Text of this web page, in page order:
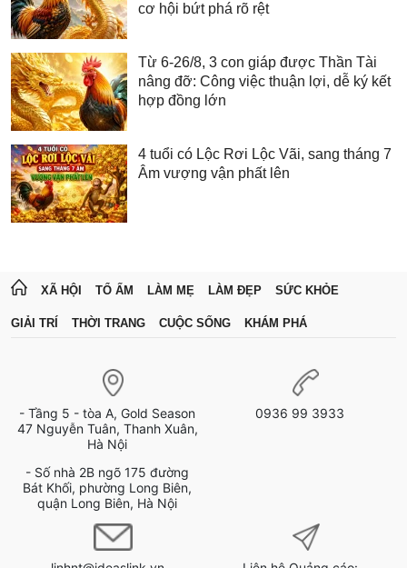
cơ hội bứt phá rõ rệt
Từ 6-26/8, 3 con giáp được Thần Tài
nâng đỡ: Công việc thuận lợi, dễ ký kết
hợp đồng lớn
4 tuổi có Lộc Rơi Lộc Vãi, sang tháng 7
Âm vượng vận phất lên
XÃ HỘI TỔ ẤM LÀM MẸ LÀM ĐẸP SỨC KHỎE
GIẢI TRÍ THỜI TRANG CUỘC SỐNG KHÁM PHÁ
- Tầng 5 - tòa A, Gold Season
47 Nguyễn Tuân, Thanh Xuân,
Hà Nội
- Số nhà 2B ngõ 175 đường
Bát Khối, phường Long Biên,
quận Long Biên, Hà Nội
0936 99 3933